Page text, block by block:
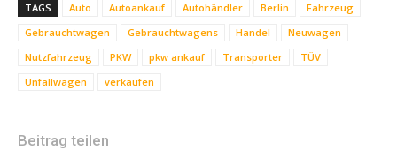
TAGS Auto Autoankauf Autohändler Berlin
Fahrzeug
Gebrauchtwagen
Gebrauchtwagens Handel
Neuwagen
Nutzfahrzeug
PKW pkw ankauf Transporter
TÜV
Unfallwagen
verkaufen
Beitrag teilen